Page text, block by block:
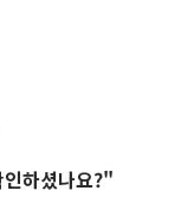
하셨나요?"